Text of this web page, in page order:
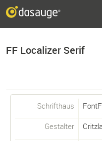
FF Localizer Serif
Schrifthaus
Gestalter Critzla